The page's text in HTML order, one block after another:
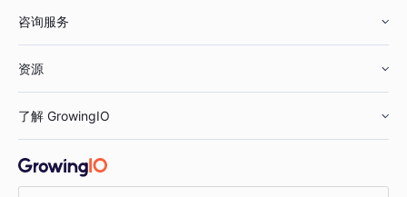
鞋服行业
汽车行业
金融行业
智能运营
获客分析
咨询服务
资源
增长公开课
了解 GrowingIO
关于 GrowingIO